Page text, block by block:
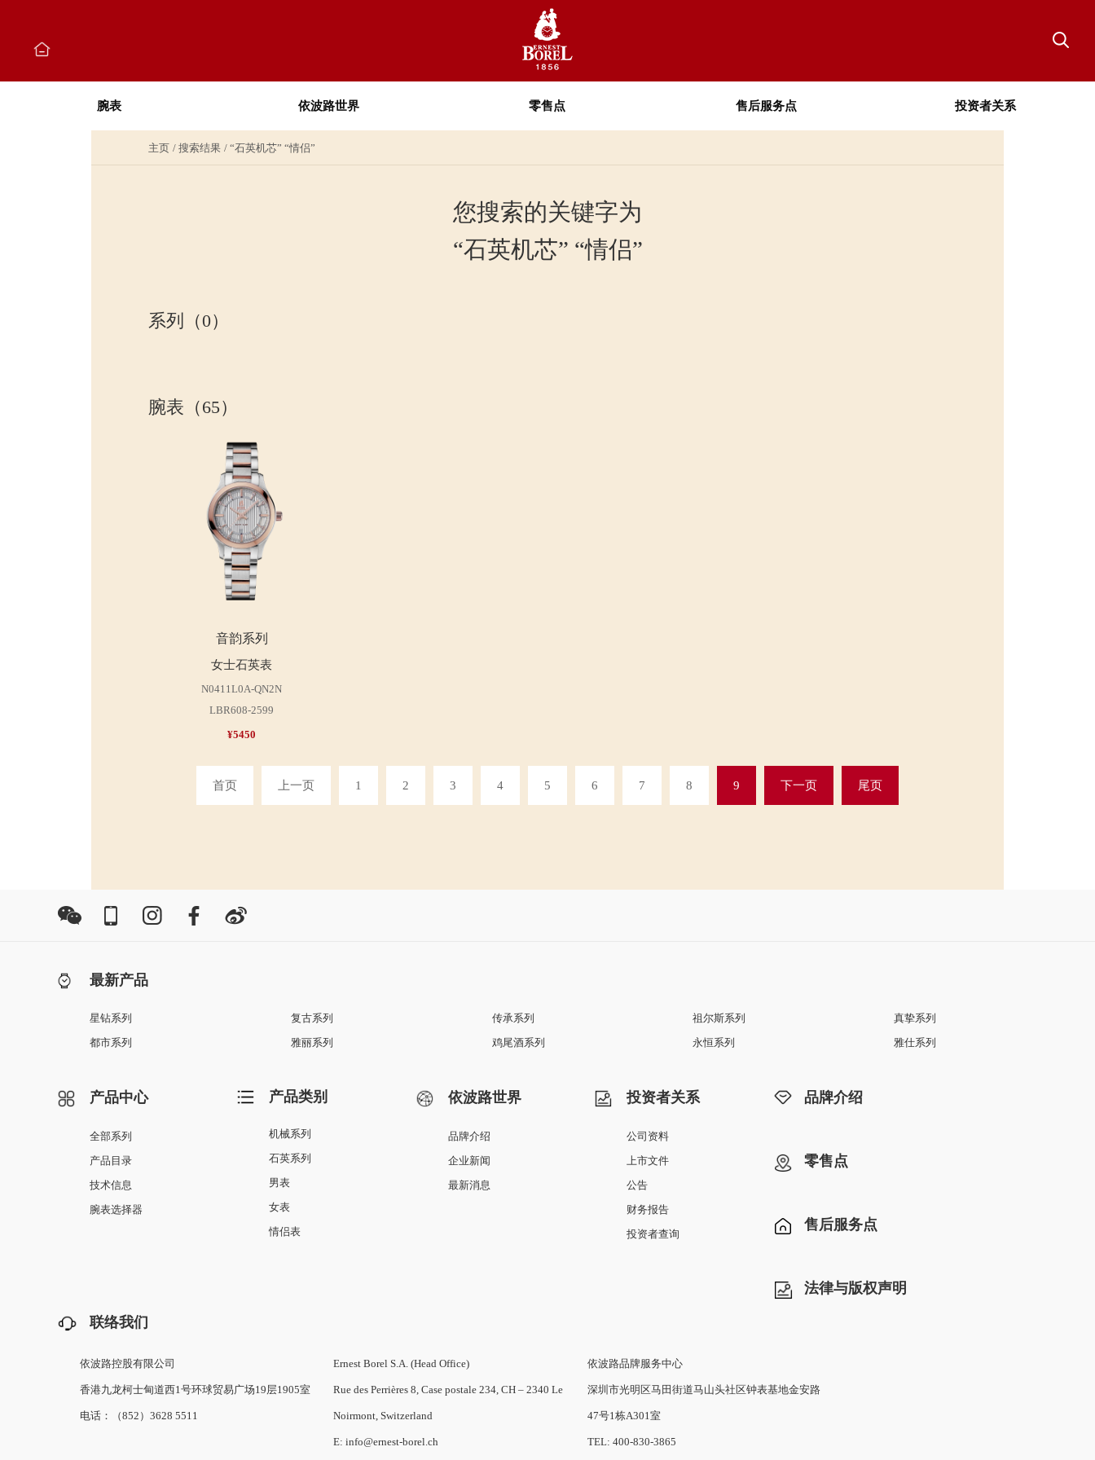
腕表 依波路世界 零售点 售后服务点 投资者关系
主页 搜索结果 “石英机芯” “情侣”
您搜索的关键字为
“石英机芯” “情侣”
系列（0）
腕表（65）
音韵系列
女士石英表
N0411L0A-QN2N
LBR608-2599
¥5450
首页 上一页 1 2 3 4 5 6 7 8 9 下一页 尾页
最新产品
星钻系列 复古系列 传承系列 祖尔斯系列
真挚系列
都市系列
雅丽系列 鸡尾酒系列 永恒系列 雅仕系列
产品中心
全部系列
产品目录
技术信息
腕表选择器
产品类别
机械系列
石英系列
男表
女表
情侣表
依波路世界
品牌介绍
企业新闻
最新消息
投资者关系
公司资料
上市文件
公告
财务报告
投资者查询
品牌介绍
零售点
售后服务点
法律与版权声明
联络我们
依波路控股有限公司
香港九龙柯士甸道西1号环球贸易广场19层1905室
电话：（852）3628 5511
Ernest Borel S.A. (Head Office)
Rue des Perrières 8, Case postale 234, CH – 2340 Le
Noirmont, Switzerland
E: info@ernest-borel.ch
依波路品牌服务中心
深圳市光明区马田街道马山头社区钟表基地金安路
47号1栋A301室
TEL: 400-830-3865